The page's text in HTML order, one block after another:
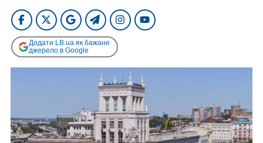
Додати LB.ua як бажане
джерело в Google